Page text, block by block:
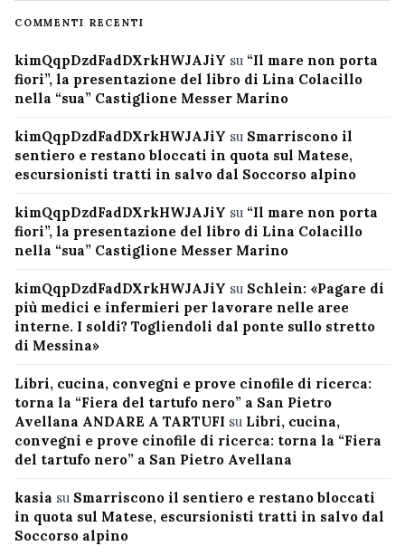
COMMENTI RECENTI
kimQqpDzdFadDXrkHWJAJiY su “Il mare non porta
fiori”, la presentazione del libro di Lina Colacillo
nella “sua” Castiglione Messer Marino
kimQqpDzdFadDXrkHWJAJiY su Smarriscono il
sentiero e restano bloccati in quota sul Matese,
escursionisti tratti in salvo dal Soccorso alpino
kimQqpDzdFadDXrkHWJAJiY su “Il mare non porta
fiori”, la presentazione del libro di Lina Colacillo
nella “sua” Castiglione Messer Marino
kimQqpDzdFadDXrkHWJAJiY su Schlein: «Pagare di
più medici e infermieri per lavorare nelle aree
interne. I soldi? Togliendoli dal ponte sullo stretto
di Messina»
Libri, cucina, convegni e prove cinofile di ricerca:
torna la “Fiera del tartufo nero” a San Pietro
Avellana ANDARE A TARTUFI su Libri, cucina,
convegni e prove cinofile di ricerca: torna la “Fiera
del tartufo nero” a San Pietro Avellana
kasia su Smarriscono il sentiero e restano bloccati
in quota sul Matese, escursionisti tratti in salvo dal
Soccorso alpino